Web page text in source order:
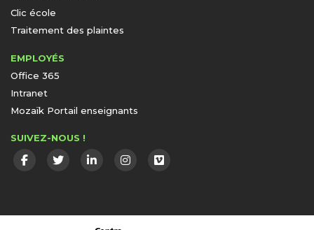
Clic école
Traitement des plaintes
EMPLOYÉS
Office 365
Intranet
Mozaïk Portail enseignants
SUIVEZ-NOUS !